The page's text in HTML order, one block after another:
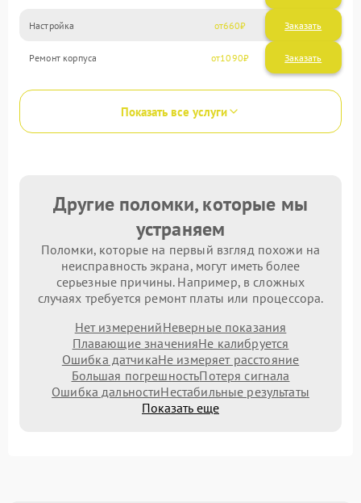
Настройка 660
Ремонт корпуса 1090
Показать все услуги
Другие поломки, которые мы
устраняем
Поломки, которые на первый взгляд похожи на
неисправность экрана, могут иметь более
серьезные причины. Например, в сложных
случаях требуется ремонт платы или процессора.
Нет измеренийНеверные показания
Плавающие значенияНе калибруется
Ошибка датчикаНе измеряет расстояние
Большая погрешностьПотеря сигнала
Ошибка дальностиНестабильные результаты
Показать еще